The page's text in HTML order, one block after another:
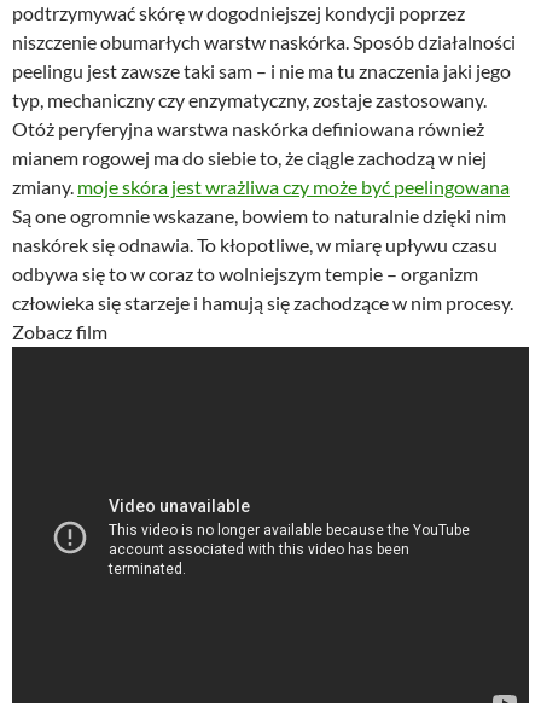
podtrzymywać skórę w dogodniejszej kondycji poprzez
niszczenie obumarłych warstw naskórka. Sposób działalności
peelingu jest zawsze taki sam – i nie ma tu znaczenia jaki jego
typ, mechaniczny czy enzymatyczny, zostaje zastosowany.
Otóż peryferyjna warstwa naskórka definiowana również
mianem rogowej ma do siebie to, że ciągle zachodzą w niej
zmiany. moje skóra jest wrażliwa czy może być peelingowana
Są one ogromnie wskazane, bowiem to naturalnie dzięki nim
naskórek się odnawia. To kłopotliwe, w miarę upływu czasu
odbywa się to w coraz to wolniejszym tempie – organizm
człowieka się starzeje i hamują się zachodzące w nim procesy.
Zobacz film